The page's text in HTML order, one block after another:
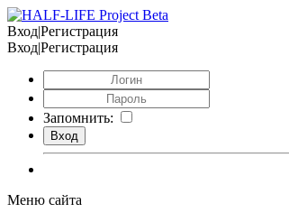
Вход|Регистрация
Вход|Регистрация
Запомнить:
Меню сайта